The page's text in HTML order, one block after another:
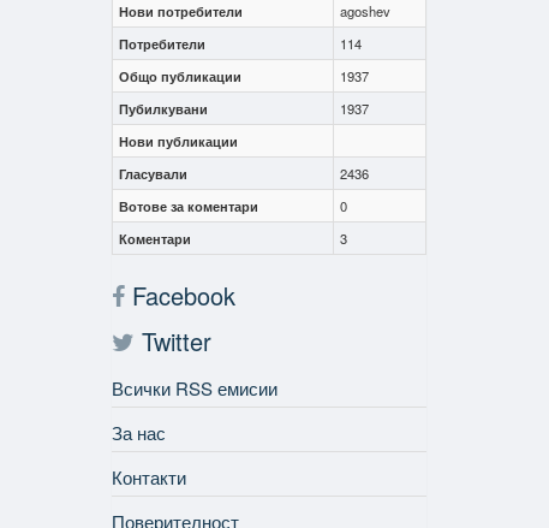
Нови потребители
agoshev
Потребители
114
Общо публикации
1937
Пубилкувани
1937
Нови публикации
Гласували
2436
Вотове за коментари
0
Коментари
3
Facebook
Twitter
Всички RSS емисии
За нас
Контакти
Поверителност